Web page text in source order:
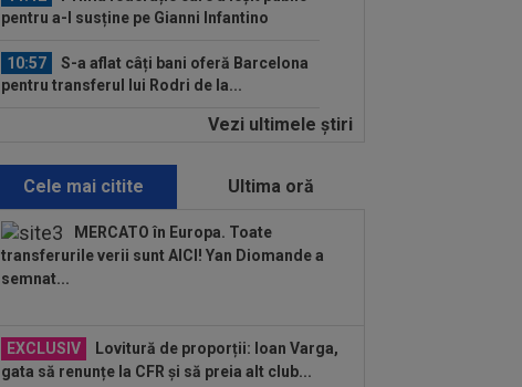
pentru a-l susține pe Gianni Infantino
10:57
S-a aflat câți bani oferă Barcelona
pentru transferul lui Rodri de la...
Surpriză, la 3 săptămâni după ce
10:51
Primul antrenor ofertat de CFR
Cluj, după ce Varga a anunțat că ”Folha
e...
10:40
Ioan Varga vrea să o ducă pe UTA
în Champions League
refuzat-o pe Real Madrid și a ales să
semneze cu...
Vezi ultimele ştiri
Cele mai citite Ultima oră
MERCATO în Europa. Toate
transferurile verii sunt AICI! Yan Diomande a
semnat...
EXCLUSIV
Lovitură de proporții: Ioan Varga,
gata să renunțe la CFR și să preia alt club...